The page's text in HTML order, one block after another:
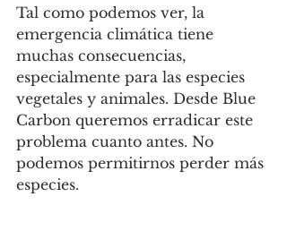
Tal como podemos ver, la
emergencia climática tiene
muchas consecuencias,
especialmente para las especies
vegetales y animales. Desde Blue
Carbon queremos erradicar este
problema cuanto antes. No
podemos permitirnos perder más
especies.